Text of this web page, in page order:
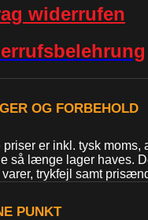
widerrufen
OG FORBEHOLD
er inkl. tysk moms,
så længe lager haves.
trykfejl samt
PUNKT